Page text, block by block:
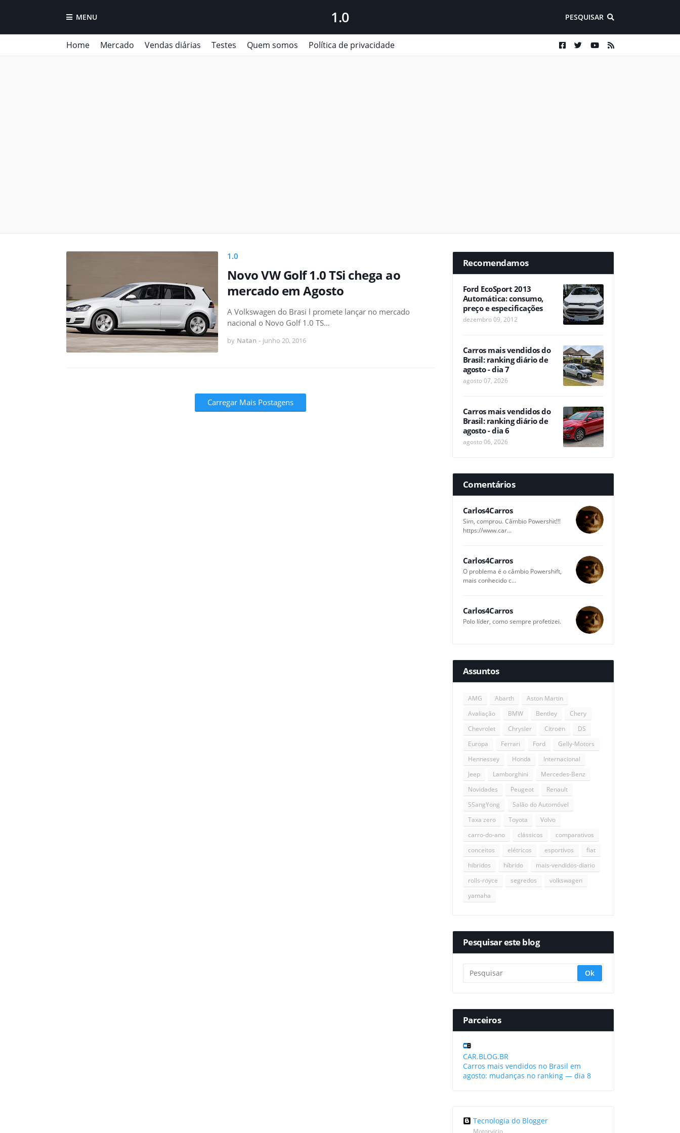
MENU 1.0 PESQUISAR
Home Mercado Vendas diárias Testes Quem somos Política de privacidade
1.0
Novo VW Golf 1.0 TSi chega ao
mercado em Agosto
A Volkswagen do Brasi l promete lançar no mercado
nacional o Novo Golf 1.0 TS…
by Natan - junho 20, 2016
Carregar Mais Postagens
Recomendamos
Ford EcoSport 2013
Automática: consumo,
preço e especificações
dezembro 09, 2012
Carros mais vendidos do
Brasil: ranking diário de
agosto - dia 7
agosto 07, 2026
Carros mais vendidos do
Brasil: ranking diário de
agosto - dia 6
agosto 06, 2026
Comentários
Carlos4Carros
Sim, comprou. Câmbio Powershit!!!
https://www.car...
Carlos4Carros
O problema é o câmbio Powershift,
mais conhecido c...
Carlos4Carros
Polo líder, como sempre profetizei.
Assuntos
AMG Abarth
Aston Martin
Avaliação
BMW Bentley
Chery
Chevrolet
Chrysler Citroën
DS
Europa
Ferrari Ford
Gelly-Motors
Hennessey
Honda
Internacional
Jeep
Lamborghini
Mercedes-Benz
Novidades
Peugeot
Renault
SSangYong
Salão do Automóvel
Taxa zero
Toyota
Volvo
carro-do-ano
clássicos
comparativos
conceitos
elétricos esportivos
fiat
hibridos
híbrido
mais-vendidos-diario
rolls-royce
segredos
volkswagen
yamaha
Pesquisar este blog
Parceiros
CAR.BLOG.BR
Carros mais vendidos no Brasil em
agosto: mudanças no ranking — dia 8
Tecnologia do Blogger
Motorvicio